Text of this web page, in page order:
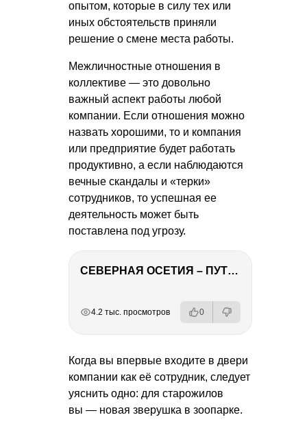
опытом, которые в силу тех или
иных обстоятельств приняли
решение о смене места работы.
Межличностные отношения в
коллективе — это довольно
важный аспект работы любой
компании. Если отношения можно
назвать хорошими, то и компания
или предприятие будет работать
продуктивно, а если наблюдаются
вечные скандалы и «терки»
сотрудников, то успешная ее
деятельность может быть
поставлена под угрозу.
СЕВЕРНАЯ ОСЕТИЯ – ПУТЕШЕСТВИЕ НА КАВКАЗ часть 4
4.2 тыс. просмотров 0
Когда вы впервые входите в двери
компании как её сотрудник, следует
уяснить одно: для старожилов
вы — новая зверушка в зоопарке.